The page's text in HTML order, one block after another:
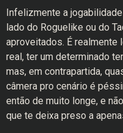
Infelizmente a
lado do Roguelike ou do
aproveitados. É realmente
real, ter um determinado
mas, em contrapartida,
câmera pro cenário é
então de muito longe, e
que te deixa preso a